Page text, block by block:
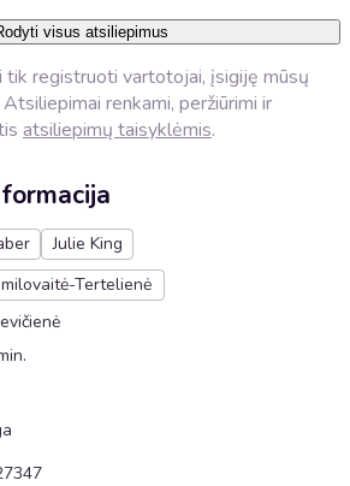
visus atsiliepimus
registruoti vartotojai, įsigiję mūsų
renkami, peržiūrimi ir
atsiliepimų taisyklėmis.
Julie King
Tertelienė